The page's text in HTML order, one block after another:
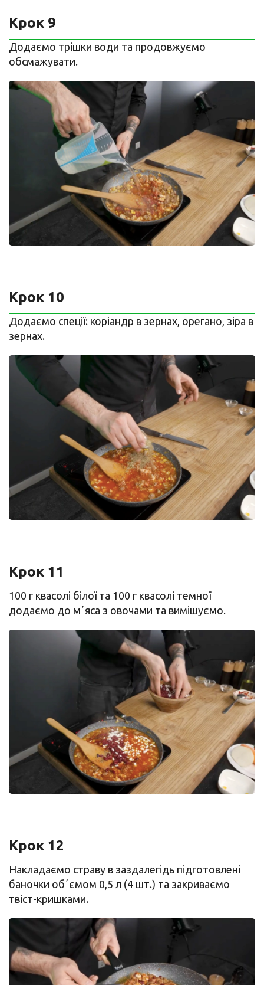
Крок 9
Додаємо трішки води та продовжуємо
обсмажувати.
Крок 10
Додаємо спеції: коріандр в зернах, орегано, зіра в
зернах.
Крок 11
100 г квасолі білої та 100 г квасолі темної
додаємо до мʼяса з овочами та вимішуємо.
Крок 12
Накладаємо страву в заздалегідь підготовлені
баночки обʼємом 0,5 л (4 шт.) та закриваємо
твіст-кришками.